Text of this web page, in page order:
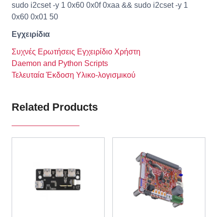
sudo i2cset -y 1 0x60 0x0f 0xaa && sudo i2cset -y 1
0x60 0x01 50
Εγχειρίδια
Συχνές Ερωτήσεις Εγχειρίδιο Χρήστη
Daemon and Python Scripts
Τελευταία Έκδοση Υλικο-λογισμικού
Related Products